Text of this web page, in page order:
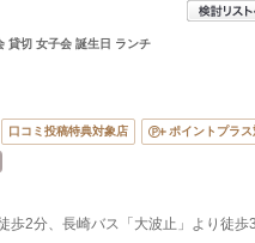
貸切 女子会 誕生日 ランチ
口コミ投稿特典対象店 ポイントプラ
歩2分、長崎バス「大波止」より徒歩